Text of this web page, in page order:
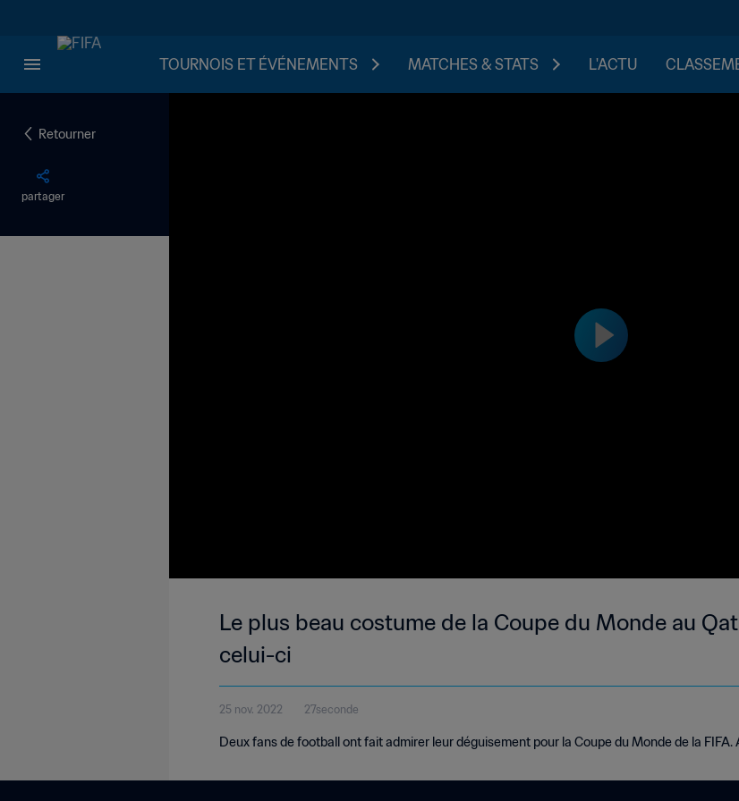
TOURNOIS ET ÉVÉNEMENTS MATCHES & STATS L'ACTU
Retourner
partager
Le plus beau costume de la Coupe du Monde au
celui-ci
25 nov. 2022 27seconde
Deux fans de football ont fait admirer leur déguisement pour la Coupe du Monde de la FIFA.